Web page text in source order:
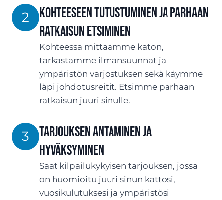
2
Kohteeseen tutustuminen ja parhaan
ratkaisun etsiminen
Kohteessa mittaamme katon,
tarkastamme ilmansuunnat ja
ympäristön varjostuksen sekä käymme
läpi johdotusreitit. Etsimme parhaan
ratkaisun juuri sinulle.
3
Tarjouksen antaminen ja
hyväksyminen
Saat kilpailukykyisen tarjouksen, jossa
on huomioitu juuri sinun kattosi,
vuosikulutuksesi ja ympäristösi